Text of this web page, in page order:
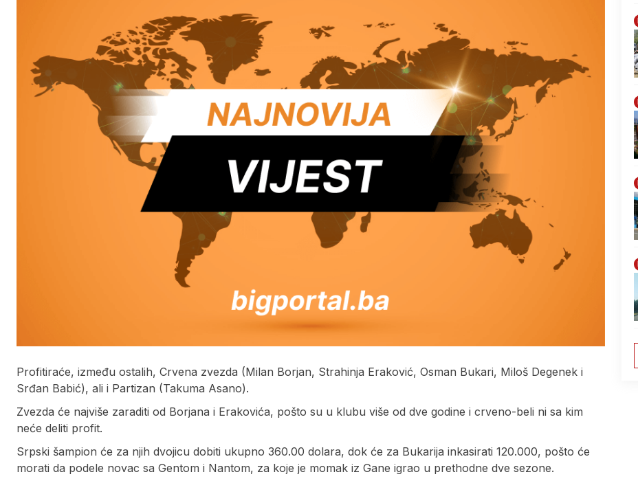
Profitiraće, između ostalih, Crvena zvezda (Milan Borjan, Strahinja Eraković, Osman Bukari, Miloš Degenek i
Srđan Babić), ali i Partizan (Takuma Asano).
Zvezda će najviše zaraditi od Borjana i Erakovića, pošto su u klubu više od dve godine i crveno-beli ni sa kim
neće deliti profit.
Srpski šampion će za njih dvojicu dobiti ukupno 360.00 dolara, dok će za Bukarija inkasirati 120.000, pošto će
morati da podele novac sa Gentom i Nantom, za koje je momak iz Gane igrao u prethodne dve sezone.